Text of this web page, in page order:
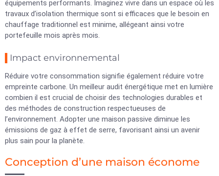
équipements performants. Imaginez vivre dans un espace où les
travaux d’isolation thermique sont si efficaces que le besoin en
chauffage traditionnel est minime, allégeant ainsi votre
portefeuille mois après mois.
Impact environnemental
Réduire votre consommation signifie également réduire votre
empreinte carbone. Un meilleur audit énergétique met en lumière
combien il est crucial de choisir des technologies durables et
des méthodes de construction respectueuses de
l’environnement. Adopter une maison passive diminue les
émissions de gaz à effet de serre, favorisant ainsi un avenir
plus sain pour la planète.
Conception d’une maison économe